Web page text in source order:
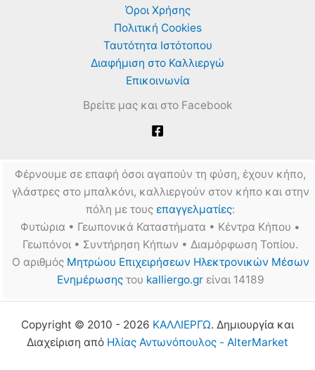
Όροι Χρήσης
Πολιτική Cookies
Ταυτότητα Ιστότοπου
Διαφήμιση στο Καλλιεργώ
Επικοινωνία
Βρείτε μας και στο Facebook
Φέρνουμε σε επαφή όσοι αγαπούν τη φύση, έχουν κήπο,
γλάστρες στο μπαλκόνι, καλλιεργούν στον κήπο και στην
πόλη με τους επαγγελματίες:
Φυτώρια • Γεωπονικά Καταστήματα • Κέντρα Κήπου •
Γεωπόνοι • Συντήρηση Κήπων • Διαμόρφωση Τοπίου.
Ο αριθμός Μητρώου Επιχειρήσεων Ηλεκτρονικών Μέσων
Ενημέρωσηςτου kalliergo.grείναι 14189
Copyright © 2010 - 2026 ΚΑΛΛΙΕΡΓΩ. Δημιουργία και
Διαχείριση από Ηλίας Αντωνόπουλος - AlterMarket